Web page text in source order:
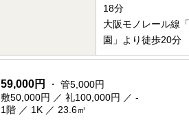
18分
大阪モノレール線
園」より徒歩20分
59,000円
・ 管5,000円
敷50,000円 ／ 礼100,000円 ／ -
1階 ／ 1K ／ 23.6㎡